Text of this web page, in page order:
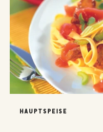
HAUPTSPEISE